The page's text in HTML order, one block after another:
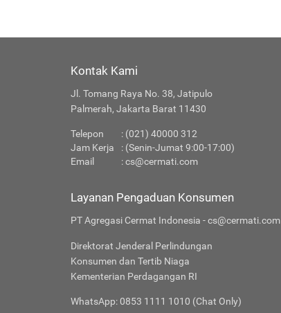
Kontak Kami
Jl. Tomang Raya No. 38, Jatipulo
Palmerah, Jakarta Barat 11430
Telepon
: (021) 40000 312
Jam Kerja
: (Senin-Jumat 9:00-17:00)
Email
:cs@cermati.com
Layanan Pengaduan Konsumen
PT Agregasi Cermat Indonesia - cs@cermati.com
Direktorat Jenderal Perlindungan
Konsumen dan Tertib Niaga
Kementerian Perdagangan RI
WhatsApp: 0853 1111 1010 (Chat Only)